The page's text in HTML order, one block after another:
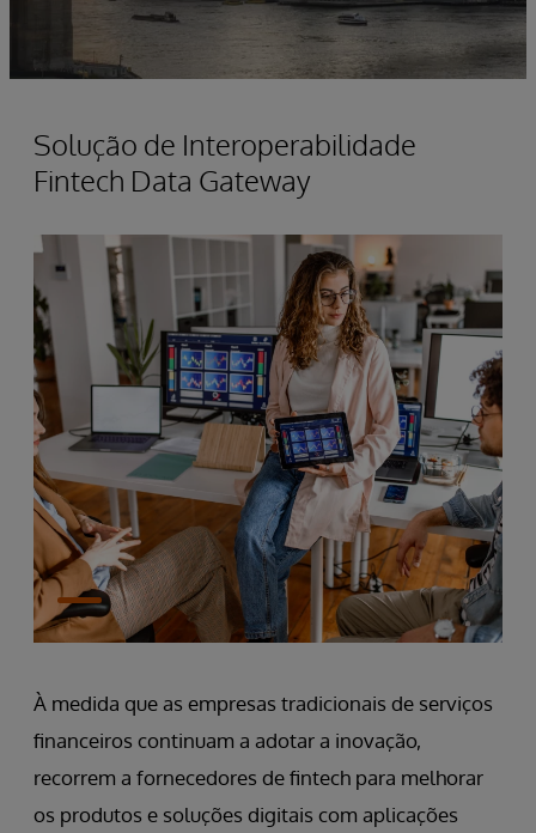
Solução de Interoperabilidade
Fintech Data Gateway
À medida que as empresas tradicionais de serviços
financeiros continuam a adotar a inovação,
recorrem a fornecedores de fintech para melhorar
os produtos e soluções digitais com aplicações